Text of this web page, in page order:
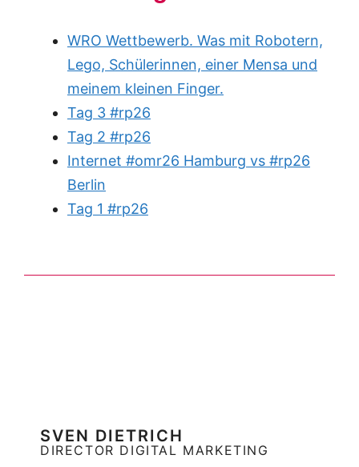
WRO Wettbewerb. Was mit Robotern,
Lego, Schülerinnen, einer Mensa und
meinem kleinen Finger.
Tag 3 #rp26
Tag 2 #rp26
Internet #omr26 Hamburg vs #rp26
Berlin
Tag 1 #rp26
SVEN DIETRICH
DIRECTOR DIGITAL MARKETING